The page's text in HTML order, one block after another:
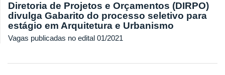
Diretoria de Projetos e Orçamentos (DIRPO)
divulga Gabarito do processo seletivo para
estágio em Arquitetura e Urbanismo
Vagas publicadas no edital 01/2021